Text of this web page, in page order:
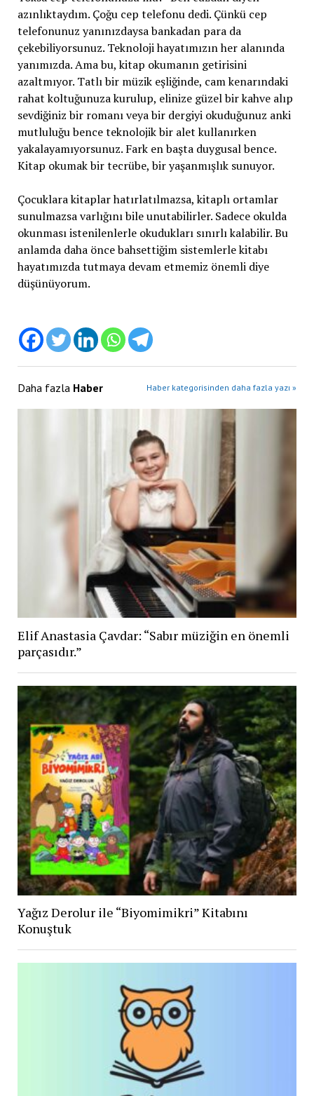
azınlıktaydım. Çoğu cep telefonu dedi. Çünkü cep
telefonunuz yanınızdaysa bankadan para da
çekebiliyorsunuz. Teknoloji hayatımızın her alanında
yanımızda. Ama bu, kitap okumanın getirisini
azaltmıyor. Tatlı bir müzik eşliğinde, cam kenarındaki
rahat koltuğunuza kurulup, elinize güzel bir kahve alıp
sevdiğiniz bir romanı veya bir dergiyi okuduğunuz anki
mutluluğu bence teknolojik bir alet kullanırken
yakalayamıyorsunuz. Fark en başta duygusal bence.
Kitap okumak bir tecrübe, bir yaşanmışlık sunuyor.
Çocuklara kitaplar hatırlatılmazsa, kitaplı ortamlar
sunulmazsa varlığını bile unutabilirler. Sadece okulda
okunması istenilenlerle okudukları sınırlı kalabilir. Bu
anlamda daha önce bahsettiğim sistemlerle kitabı
hayatımızda tutmaya devam etmemiz önemli diye
düşünüyorum.
Daha fazla Haber Haber kategorisinden daha fazla yazı »
Elif Anastasia Çavdar: “Sabır müziğin en önemli
parçasıdır.”
Yağız Derolur ile “Biyomimikri” Kitabını
Konuştuk